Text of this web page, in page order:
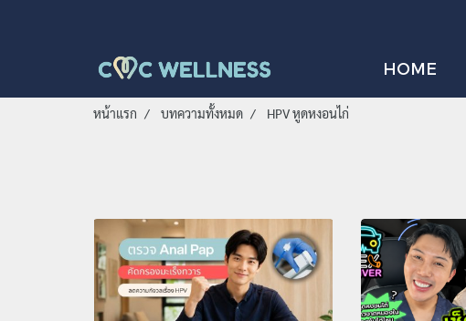
HOME
หน้าแรก บทความทั้งหมด HPV หูดหงอนไก่